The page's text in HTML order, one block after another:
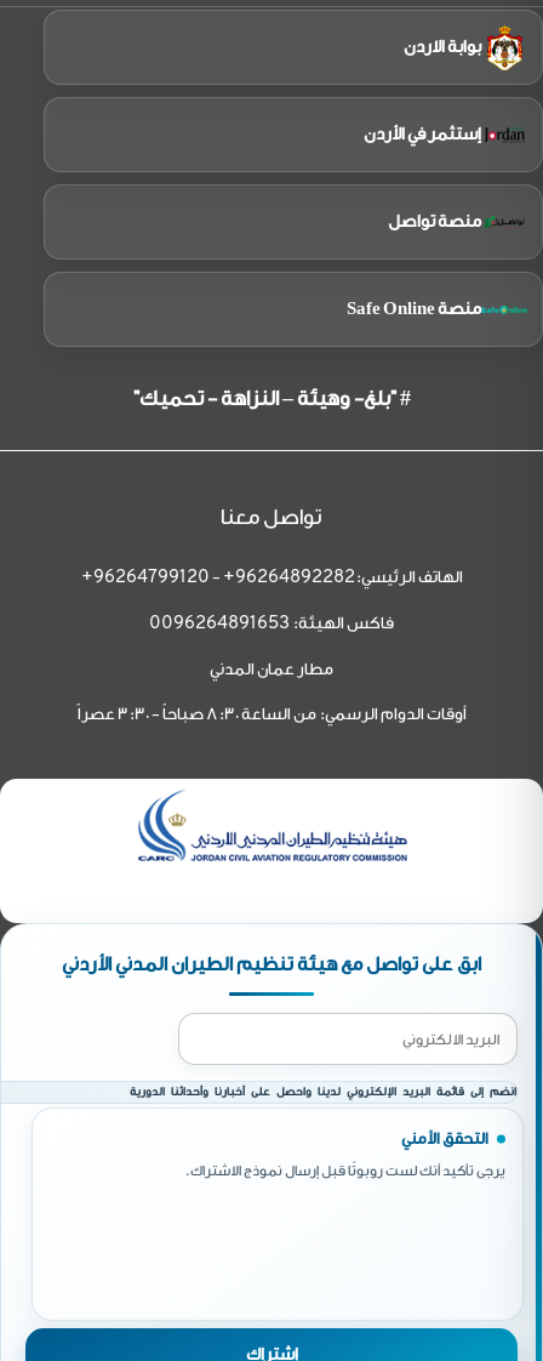
بوابة الاردن
إستثمر في الأردن
منصة تواصل
منصة Safe Online
# "بلغ- وهيئة – النزاهة - تحميك"
تواصل معنا
الهاتف الرئيسي: 96264892282+
-
96264799120+
فاكس الهيئة: 0096264891653
مطار عمان المدني
أوقات الدوام الرسمي: من الساعة 8:30 صباحاً - 3:30 عصراً
ابق على تواصل مع هيئة تنظيم الطيران المدني الأردني
انضم إلى قائمة البريد الإلكتروني لدينا واحصل على أخبارنا وأحداثنا الدورية
التحقق الأمني
يرجى تأكيد أنك لست روبوتًا قبل إرسال نموذج الاشتراك.